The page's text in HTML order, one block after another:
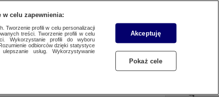
WYBIERZ STACJĘ
w celu zapewnienia:
Tworzenie profili w celu personalizacji
treści. Tworzenie profili w celu
Wykorzystanie profili do wyboru
odbiorców dzięki statystyce
usług. Wykorzystywanie
Akceptuję
Pokaż cele